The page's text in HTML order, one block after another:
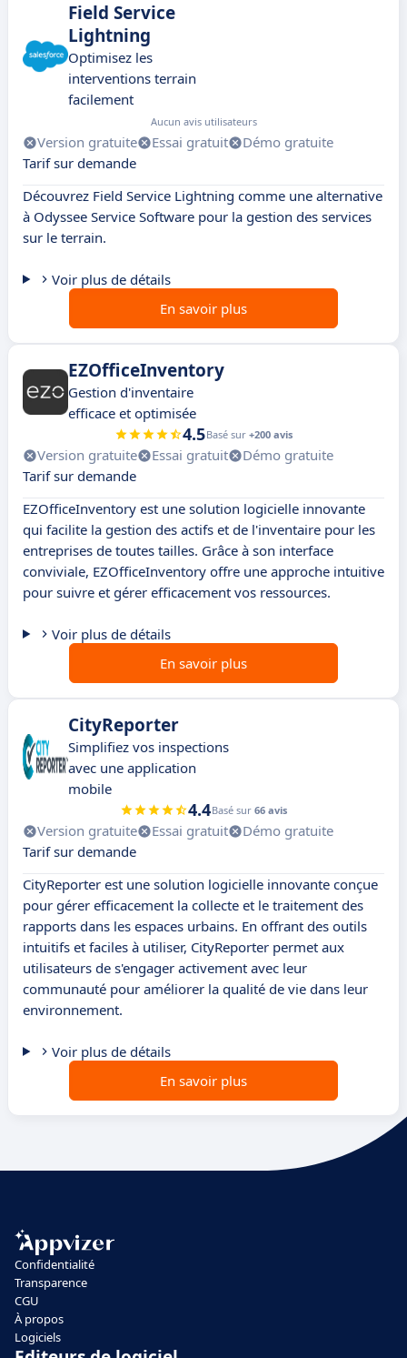
Field Service
Lightning
Optimisez les
interventions terrain
facilement
Aucun avis utilisateurs
Version gratuite Essai gratuit
Démo gratuite
Tarif sur demande
Découvrez Field Service Lightning comme une alternative
à Odyssee Service Software pour la gestion des services
sur le terrain.
Voir plus de détails
En savoir plus
EZOfficeInventory
Gestion d'inventaire
efficace et optimisée
4.5Basé sur +200 avis
Version gratuite Essai gratuit
Démo gratuite
Tarif sur demande
EZOfficeInventory est une solution logicielle innovante
qui facilite la gestion des actifs et de l'inventaire pour les
entreprises de toutes tailles. Grâce à son interface
conviviale, EZOfficeInventory offre une approche intuitive
pour suivre et gérer efficacement vos ressources.
Voir plus de détails
En savoir plus
CityReporter
Simplifiez vos inspections
avec une application
mobile
4.4Basé sur 66 avis
Version gratuite Essai gratuit
Démo gratuite
Tarif sur demande
CityReporter est une solution logicielle innovante conçue
pour gérer efficacement la collecte et le traitement des
rapports dans les espaces urbains. En offrant des outils
intuitifs et faciles à utiliser, CityReporter permet aux
utilisateurs de s'engager activement avec leur
communauté pour améliorer la qualité de vie dans leur
environnement.
Voir plus de détails
En savoir plus
Confidentialité
Transparence
CGU
À propos
Logiciels